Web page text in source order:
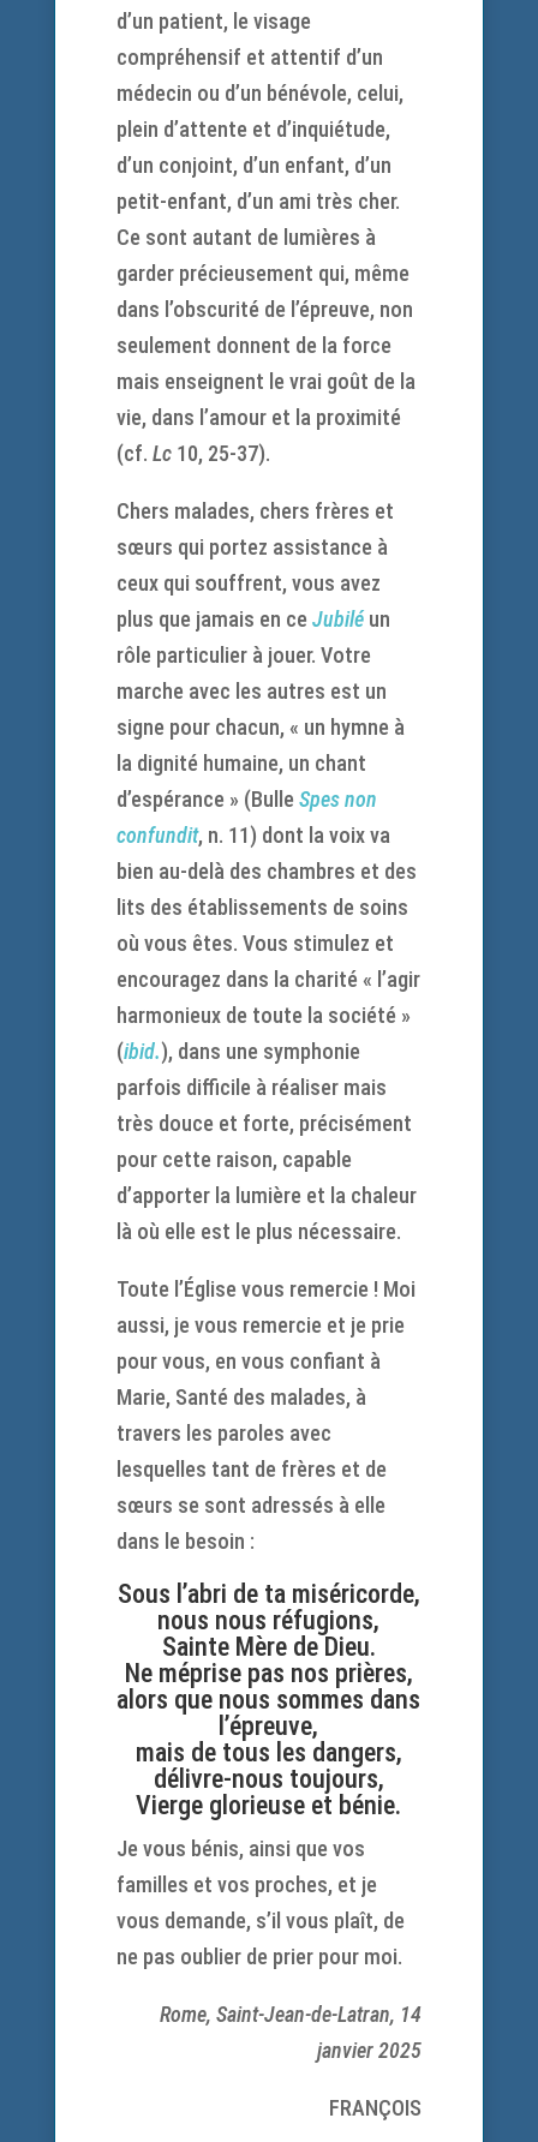
d’un patient, le visage
compréhensif et attentif d’un
médecin ou d’un bénévole, celui,
plein d’attente et d’inquiétude,
d’un conjoint, d’un enfant, d’un
petit-enfant, d’un ami très cher.
Ce sont autant de lumières à
garder précieusement qui, même
dans l’obscurité de l’épreuve, non
seulement donnent de la force
mais enseignent le vrai goût de la
vie, dans l’amour et la proximité
(cf. Lc 10, 25-37).
Chers malades, chers frères et
sœurs qui portez assistance à
ceux qui souffrent, vous avez
plus que jamais en ce Jubilé un
rôle particulier à jouer. Votre
marche avec les autres est un
signe pour chacun, « un hymne à
la dignité humaine, un chant
d’espérance » (Bulle Spes non
confundit, n. 11) dont la voix va
bien au-delà des chambres et des
lits des établissements de soins
où vous êtes. Vous stimulez et
encouragez dans la charité « l’agir
harmonieux de toute la société »
(ibid.), dans une symphonie
parfois difficile à réaliser mais
très douce et forte, précisément
pour cette raison, capable
d’apporter la lumière et la chaleur
là où elle est le plus nécessaire.
Toute l’Église vous remercie ! Moi
aussi, je vous remercie et je prie
pour vous, en vous confiant à
Marie, Santé des malades, à
travers les paroles avec
lesquelles tant de frères et de
sœurs se sont adressés à elle
dans le besoin :
Sous l’abri de ta miséricorde,
nous nous réfugions,
Sainte Mère de Dieu.
Ne méprise pas nos prières,
alors que nous sommes dans
l’épreuve,
mais de tous les dangers,
délivre-nous toujours,
Vierge glorieuse et bénie.
Je vous bénis, ainsi que vos
familles et vos proches, et je
vous demande, s’il vous plaît, de
ne pas oublier de prier pour moi.
Rome, Saint-Jean-de-Latran, 14
janvier 2025
FRANÇOIS